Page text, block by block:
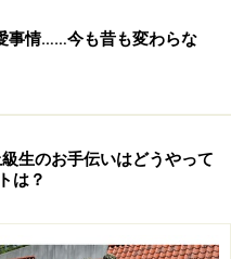
事情……今も昔も変わらな
生のお手伝いはどうやって
は？